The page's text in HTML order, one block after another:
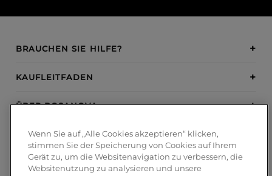
BRAUCHEN SIE HILFE?
KAUFLEITFADEN
ÜBER BOSANOVA
INSPIRATION
ZAHLUNGSMETHODEN
Wenn Sie auf „Alle Cookies akzeptieren“ klicken,
stimmen Sie der Speicherung von Cookies auf Ihrem
Gerät zu, um die Websitenavigation zu verbessern, die
Websitenutzung zu analysieren und unsere